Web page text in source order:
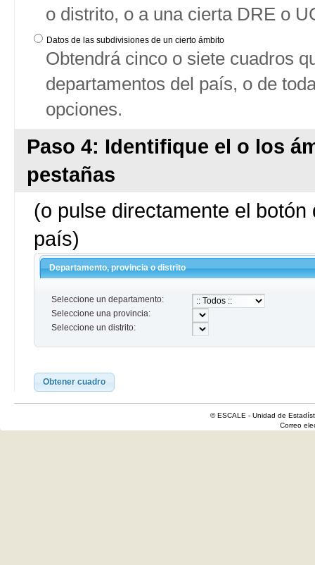
o distrito, o a una cierta DRE o
Datos de las subdivisiones de un cierto ámbito
Obtendrá cinco o siete cuadros
departamentos del país, o de
opciones.
Paso 4: Identifique el o los
pestañas
(o pulse directamente el
país)
Departamento, provincia o distrito
Seleccione un departamento:
Seleccione una provincia:
Seleccione un distrito:
Obtener cuadro
© ESCALE - Unidad de
Correo